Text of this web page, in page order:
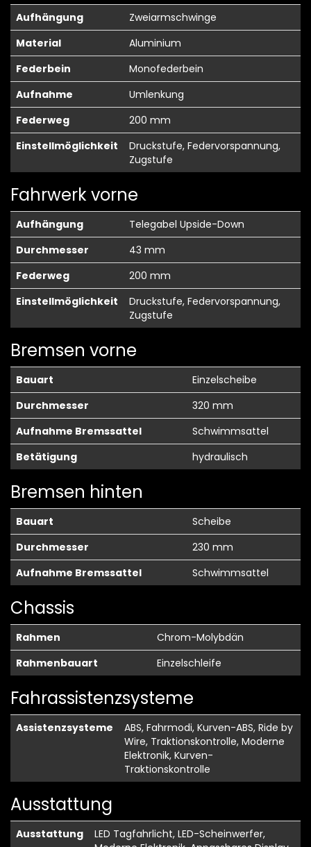
Aufhängung
Zweiarmschwinge
Material
Aluminium
Federbein
Monofederbein
Aufnahme
Umlenkung
Federweg
200 mm
Einstellmöglichkeit
Druckstufe, Federvorspannung,
Zugstufe
Fahrwerk vorne
Aufhängung
Telegabel Upside-Down
Durchmesser
43 mm
Federweg
200 mm
Einstellmöglichkeit
Druckstufe, Federvorspannung,
Zugstufe
Bremsen vorne
Bauart
Einzelscheibe
Durchmesser
320 mm
Aufnahme Bremssattel
Schwimmsattel
Betätigung
hydraulisch
Bremsen hinten
Bauart
Scheibe
Durchmesser
230 mm
Aufnahme Bremssattel
Schwimmsattel
Chassis
Rahmen
Chrom-Molybdän
Rahmenbauart
Einzelschleife
Fahrassistenzsysteme
Assistenzsysteme
ABS, Fahrmodi, Kurven-ABS, Ride by
Wire, Traktionskontrolle, Moderne
Elektronik, Kurven-
Traktionskontrolle
Ausstattung
Ausstattung
LED Tagfahrlicht, LED-Scheinwerfer,